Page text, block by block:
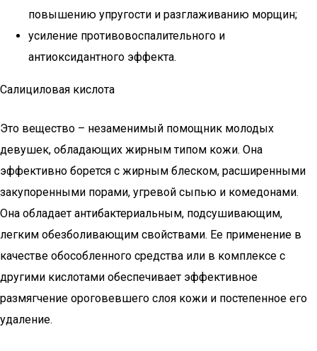
повышению упругости и разглаживанию морщин;
усиление противовоспалительного и
антиоксидантного эффекта.
Салициловая кислота
Это вещество – незаменимый помощник молодых
девушек, обладающих жирным типом кожи. Она
эффективно борется с жирным блеском, расширенными
закупоренными порами, угревой сыпью и комедонами.
Она обладает антибактериальным, подсушивающим,
легким обезболивающим свойствами. Ее применение в
качестве обособленного средства или в комплексе с
другими кислотами обеспечивает эффективное
размягчение ороговевшего слоя кожи и постепенное его
удаление.